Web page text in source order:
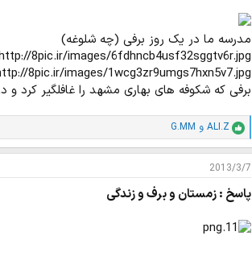
ت
:
مدرسه ما در یک روز برفی (چه شلوغه)
8pic.ir/images/6fdhncb4usf32sggtv6r.jpg
8pic.ir/images/1wcg3zr9umgs7hxn5v7.jpg
برفی که شکوفه های بهاری مشهد را غافلگیر کرد
ا
م
ت
ی
ز
ت
:
ALI.Z و G.MM
2013/3/7
پاسخ : زمستان و برف و زندگی